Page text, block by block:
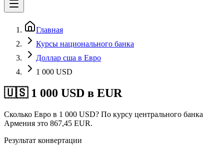
Главная
Курсы национального банка
Доллар сша в Евро
1 000 USD
🇺🇸 1 000 USD в EUR
Сколько Евро в 1 000 USD? По курсу центрального банка
Армения это 867,45 EUR.
Результат конвертации